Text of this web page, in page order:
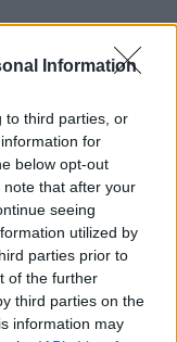
Information
to third parties, or
for
below opt-out
that after your
seeing
utilized by
parties prior to
of the further
third parties on the
information may
μηνύματα τύπου
τα καύσιμα -
το πετρέλαιο
News
για την Κρήτη